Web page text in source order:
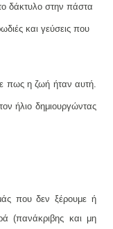
δάκτυλο στην πάστα
και γεύσεις που
πως η ζωή ήταν αυτή.
ήλιο δημιουργώντας
που δεν ξέρουμε ή
(πανάκριβης και μη